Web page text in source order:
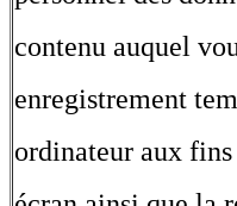
contenu auquel
enregistrement
ordinateur aux